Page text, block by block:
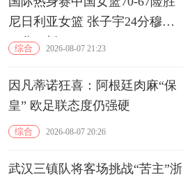
尼日利亚女篮 张子宇24分穆萨
15分10板
综合 2026-08-07 21:23
因凡蒂诺狂喜：阿根廷肉麻“保
皇” 欧足联态度仍强硬
综合 2026-08-07 20:26
武汉三镇队将客场挑战“苦主”浙